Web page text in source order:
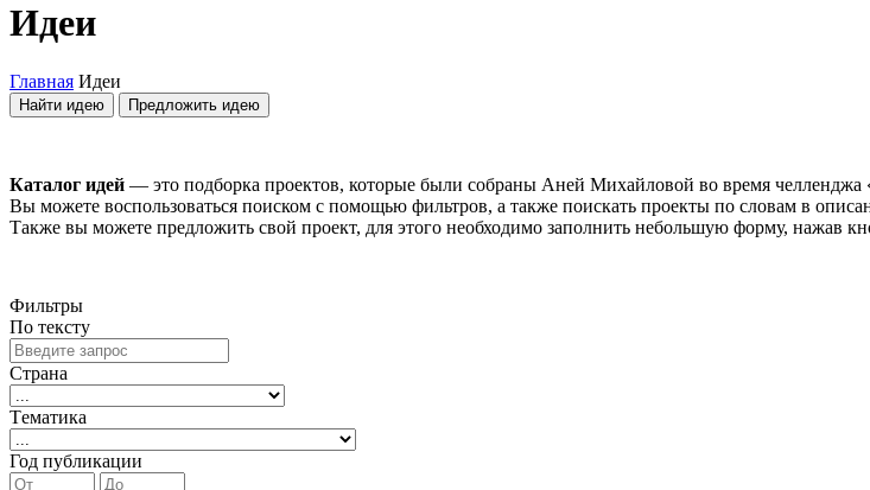
Идеи
Главная Идеи
Найти идею Предложить идею
Каталог идей — это подборка проектов, которые были собраны Аней Михайловой во время челленджа
Вы можете воспользоваться поиском с помощью фильтров, а также поискать проекты по словам в
Также вы можете предложить свой проект, для этого необходимо заполнить небольшую форму, нажав
Фильтры
По тексту
Страна
Tематика
Год публикации